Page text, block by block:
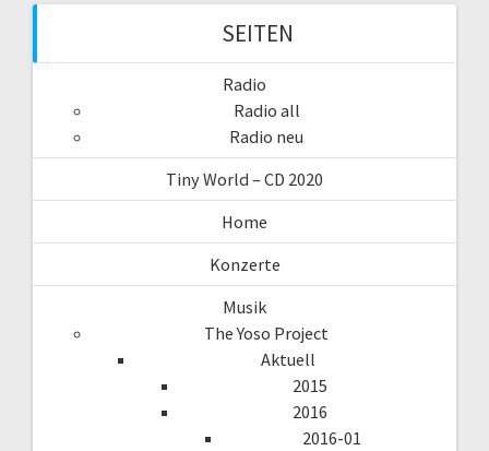
SEITEN
Radio
Radio all
Radio neu
Tiny World – CD 2020
Home
Konzerte
Musik
The Yoso Project
Aktuell
2015
2016
2016-01